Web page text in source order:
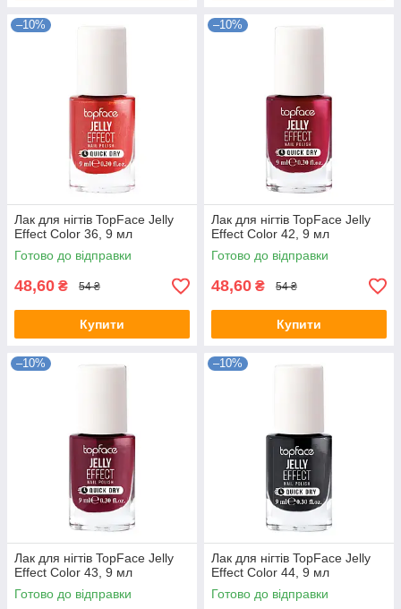
–10%
Лак для нігтів TopFace Jelly
Effect Color 36, 9 мл
Готово до відправки
48,60 ₴ 54 ₴
Купити
–10%
Лак для нігтів TopFace Jelly
Effect Color 42, 9 мл
Готово до відправки
48,60 ₴ 54 ₴
Купити
–10%
Лак для нігтів TopFace Jelly
Effect Color 43, 9 мл
Готово до відправки
–10%
Лак для нігтів TopFace Jelly
Effect Color 44, 9 мл
Готово до відправки